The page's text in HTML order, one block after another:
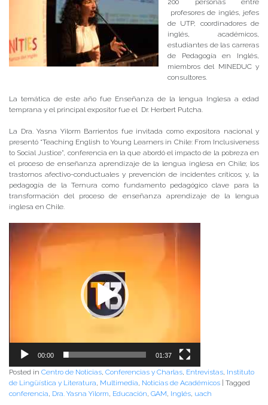
200 personas entre
profesores de inglés, jefes
de UTP, coordinadores de
inglés, académicos,
estudiantes de las carreras
de Pedagogía en Inglés,
miembros del MINEDUC y
consultores.
La temática de este año fue Enseñanza de la lengua Inglesa a edad
temprana y el principal expositor fue el Dr. Herbert Putcha.
La Dra. Yasna Yilorm Barrientos fue invitada como expositora nacional y
presentó “Teaching English to Young Learners in Chile: From Inclusiveness
to Social Justice”, conferencia en la que abordó el impacto de la pobreza en
el proceso de enseñanza aprendizaje de la lengua inglesa en Chile; los
trastornos afectivo-conductuales y prevención de incidentes críticos; y, la
pedagogía de la Ternura como fundamento pedagógico clave para la
transformación del proceso de enseñanza aprendizaje de la lengua
inglesa en Chile.
Reproductor
00:00 01:37
Posted in Centro de Noticias, Conferencias y Charlas, Entrevistas, Instituto
de Lingüística y Literatura, Multimedia, Noticias de Académicos
Tagged
conferencia, Dra. Yasna Yilorm, Educación, GAM, Inglés, uach